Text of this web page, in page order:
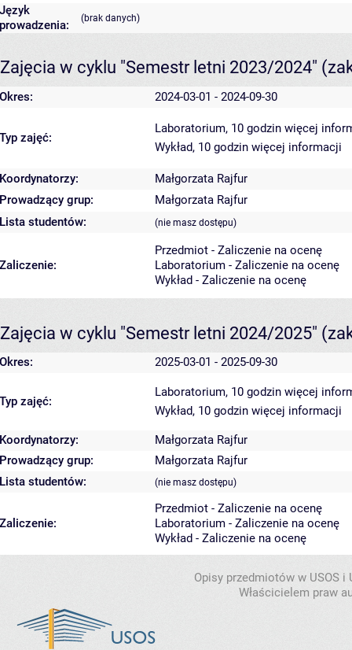
Język
prowadzenia:
(brak danych)
Zajęcia w cyklu "Semestr letni 2023/2024"
Okres: 2024-03-01 - 2024-09-30
Typ zajęć:
Laboratorium, 10 godzin więcej
Wykład, 10 godzin więcej informacji
Koordynatorzy:
Małgorzata Rajfur
Prowadzący grup:
Małgorzata Rajfur
Lista studentów:
(nie masz dostępu)
Zaliczenie:
Przedmiot - Zaliczenie na ocenę
Laboratorium - Zaliczenie na ocenę
Wykład - Zaliczenie na ocenę
Zajęcia w cyklu "Semestr letni 2024/2025"
Okres: 2025-03-01 - 2025-09-30
Typ zajęć:
Laboratorium, 10 godzin więcej
Wykład, 10 godzin więcej informacji
Koordynatorzy:
Małgorzata Rajfur
Prowadzący grup:
Małgorzata Rajfur
Lista studentów:
(nie masz dostępu)
Zaliczenie:
Przedmiot - Zaliczenie na ocenę
Laboratorium - Zaliczenie na ocenę
Wykład - Zaliczenie na ocenę
Opisy przedmiotów w USOS
Właścicielem praw